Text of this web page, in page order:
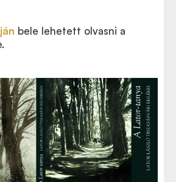
bele lehetett olvasni a